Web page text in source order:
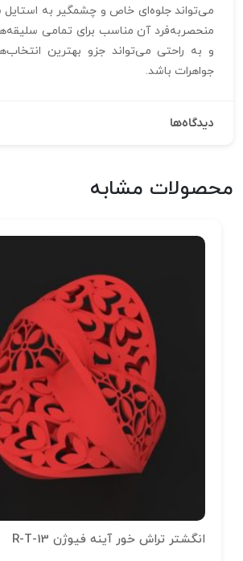
می‌تواند جلوه‌ای خاص و چشمگیر به
منحصربه‌فرد آن مناسب برای تمامی
و به راحتی می‌تواند جزو بهترین
جواهرات باشد.
دیدگاه‌ها
محصولات مشابه
انگشتر تراش خور آینه فیوژن R-T-13